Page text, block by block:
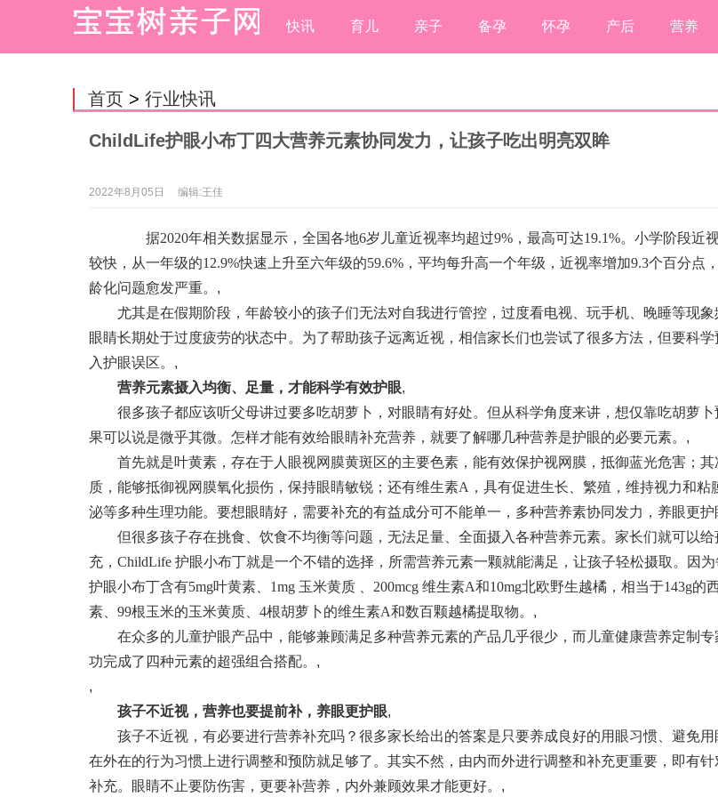
快讯 育儿 亲子 备孕 怀孕 产后 营养
首页 > 行业快讯
ChildLife护眼小布丁四大营养元素协同发力，让孩子吃出明亮双眸
2022年8月05日 编辑:王佳
据2020年相关数据显示，全国各地6岁儿童近视率均超过9%，最高可达19.1%。小学阶段近
较快，从一年级的12.9%快速上升至六年级的59.6%，平均每升高一个年级，近视率增加9.3个百分点
龄化问题愈发严重。 ,
尤其是在假期阶段，年龄较小的孩子们无法对自我进行管控，过度看电视、玩手机、晚睡等现象
眼睛长期处于过度疲劳的状态中。为了帮助孩子远离近视，相信家长们也尝试了很多方法，但要科
入护眼误区。 ,
营养元素摄入均衡、足量，才能科学有效护眼,
很多孩子都应该听父母讲过要多吃胡萝卜，对眼睛有好处。但从科学角度来讲，想仅靠吃胡萝卜
果可以说是微乎其微。怎样才能有效给眼睛补充营养，就要了解哪几种营养是护眼的必要元素。 ,
首先就是叶黄素，存在于人眼视网膜黄斑区的主要色素，能有效保护视网膜，抵御蓝光危害；其
质，能够抵御视网膜氧化损伤，保持眼睛敏锐；还有维生素A，具有促进生长、繁殖，维持视力和粘
泌等多种生理功能。要想眼睛好，需要补充的有益成分可不能单一，多种营养素协同发力，养眼更护
但很多孩子存在挑食、饮食不均衡等问题，无法足量、全面摄入各种营养元素。家长们就可以给
充，ChildLife 护眼小布丁就是一个不错的选择，所需营养元素一颗就能满足，让孩子轻松摄取。因
护眼小布丁含有5mg叶黄素、1mg 玉米黄质 、200mcg 维生素A和10mg北欧野生越橘，相当于143g的
素、99根玉米的玉米黄质、4根胡萝卜的维生素A和数百颗越橘提取物。 ,
在众多的儿童护眼产品中，能够兼顾满足多种营养元素的产品几乎很少，而儿童健康营养定制专
功完成了四种元素的超强组合搭配。 ,
,
孩子不近视，营养也要提前补，养眼更护眼,
孩子不近视，有必要进行营养补充吗？很多家长给出的答案是只要养成良好的用眼习惯、避免用
在外在的行为习惯上进行调整和预防就足够了。其实不然，由内而外进行调整和补充更重要，即有
补充。眼睛不止要防伤害，更要补营养，内外兼顾效果才能更好。 ,